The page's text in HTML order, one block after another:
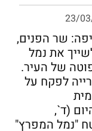
23/
שר הפנים,
את נמל
של העיר.
לפקח על
(ד`,
"נמל המפרץ"